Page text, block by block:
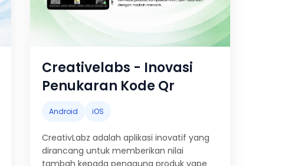
Creativelabs - Inovasi
Penukaran Kode Qr
Android iOS
CreativLabz adalah aplikasi inovatif yang
dirancang untuk memberikan nilai
tambah kepada pengguna produk vape